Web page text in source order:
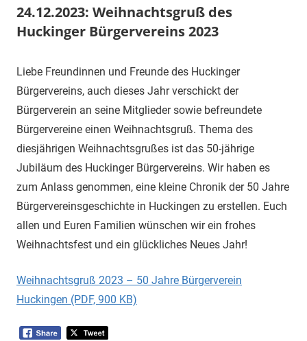
24.12.2023: Weihnachtsgruß des
Huckinger Bürgervereins 2023
3.
Dezember
2023
1.
Vorsitzender
Mitteilung
Liebe Freundinnen und Freunde des Huckinger
Bürgervereins, auch dieses Jahr verschickt der
Bürgerverein an seine Mitglieder sowie befreundete
Bürgervereine einen Weihnachtsgruß. Thema des
diesjährigen Weihnachtsgrußes ist das 50-jährige
Jubiläum des Huckinger Bürgervereins. Wir haben es
zum Anlass genommen, eine kleine Chronik der 50 Jahre
Bürgervereinsgeschichte in Huckingen zu erstellen. Euch
allen und Euren Familien wünschen wir ein frohes
Weihnachtsfest und ein glückliches Neues Jahr!
Weihnachtsgruß 2023 – 50 Jahre Bürgerverein
Huckingen (PDF, 900 KB)